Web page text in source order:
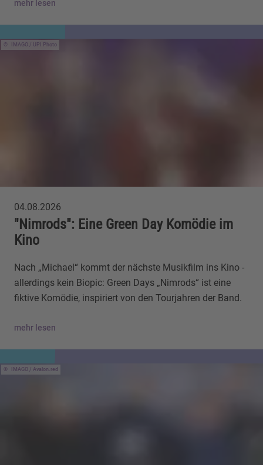
mehr lesen
IMAGO / UPI Photo
04.08.2026
"Nimrods": Eine Green Day Komödie im
Kino
Nach „Michael“ kommt der nächste Musikfilm ins Kino -
allerdings kein Biopic: Green Days „Nimrods“ ist eine
fiktive Komödie, inspiriert von den Tourjahren der Band.
mehr lesen
IMAGO / Avalon.red